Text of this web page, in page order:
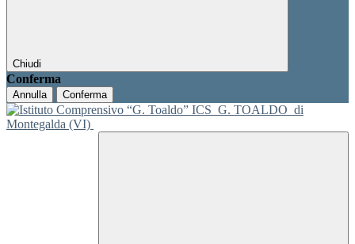
Chiudi
Conferma
Annulla Conferma
ICS G. TOALDO di
Montegalda (VI)